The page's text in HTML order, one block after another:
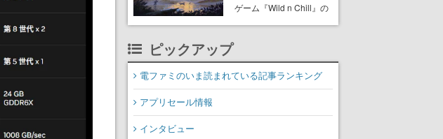
ゲーム『Wild n Chill』の
体験版がSteamで配信
ピックアップ
電ファミのいま読まれている記事ランキング
アプリセール情報
インタビュー